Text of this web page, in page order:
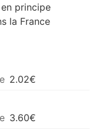
principe
la France
2.02€
3.60€